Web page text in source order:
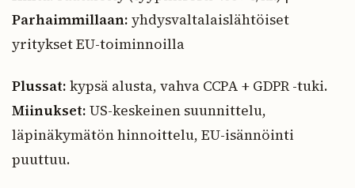
Parhaimmillaan: yhdysvaltalaislähtöiset
yritykset EU-toiminnoilla
Plussat: kypsä alusta, vahva CCPA + GDPR -tuki.
Miinukset: US-keskeinen suunnittelu,
läpinäkymätön hinnoittelu, EU-isännöinti
puuttuu.